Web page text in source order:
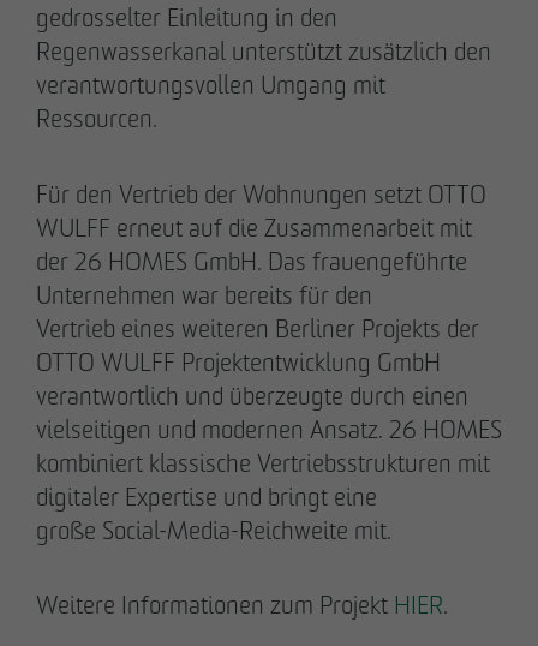
gedrosselter Einleitung in den
Regenwasserkanal unterstützt zusätzlich den
verantwortungsvollen Umgang mit
Ressourcen.
Für den Vertrieb der Wohnungen setzt OTTO
WULFF erneut auf die Zusammenarbeit mit
der 26 HOMES GmbH. Das frauengeführte
Unternehmen war bereits für den
Vertrieb eines weiteren Berliner Projekts der
OTTO WULFF Projektentwicklung GmbH
verantwortlich und überzeugte durch einen
vielseitigen und modernen Ansatz. 26 HOMES
kombiniert klassische Vertriebsstrukturen mit
digitaler Expertise und bringt eine
große Social-Media-Reichweite mit.
Weitere Informationen zum Projekt HIER.
DAS TEAM.
Pia-Alin Demirayakli
Abteilungsleiterin
Kommunikation & Marketing
pademirayakli@otto-wulff.de
+49 173 4928616
Erik J. Schulze
Pressesprecher
Kommunikation & Marketing
eschulze@otto-wulff.de
+49 173 7360070
Kommunikationsreferent